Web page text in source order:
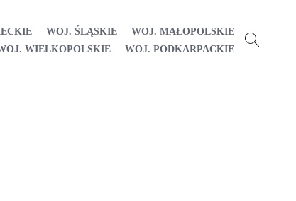
WOJ. ŚLĄSKIE
WOJ. MAŁOPOLSKIE
WIELKOPOLSKIE
WOJ. PODKARPACKIE